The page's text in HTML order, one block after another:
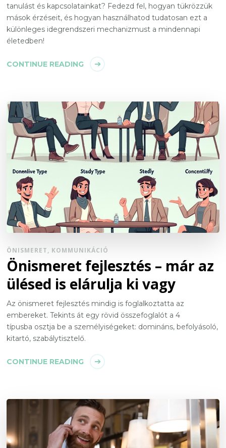
tanulást és kapcsolatainkat? Fedezd fel, hogyan tükrözzük
mások érzéseit, és hogyan használhatod tudatosan ezt a
különleges idegrendszeri mechanizmust a mindennapi
életedben!
CONTINUE READING
ÖNISMERET, KOMMUNIKÁCIÓ
Önismeret fejlesztés – már az
ülésed is elárulja ki vagy
Az önismeret fejlesztés mindig is foglalkoztatta az
embereket. Tekints át egy rövid összefoglalót a 4
típusba osztja be a személyiségeket: domináns, befolyásoló,
kitartó, szabálytisztelő.
CONTINUE READING